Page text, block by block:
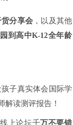
货分享会 ，以及其他
到高中K-12全年龄
子真实体会国际学
读测评报告！
上论坛千万不要错